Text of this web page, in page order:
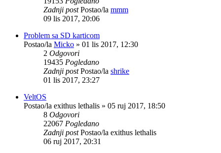
Zadnji postPostao/la mmm
09 lis 2017, 20:06
Problem sa SD karticom
Postao/la Micko » 01 lis 2017, 12:30
2 Odgovori
19435 Pogledano
Zadnji postPostao/la shrike
01 lis 2017, 23:27
VeltOS
Postao/la exithus lethalis » 05 ruj 2017, 18:50
8 Odgovori
22067 Pogledano
Zadnji postPostao/la exithus lethalis
06 ruj 2017, 20:31